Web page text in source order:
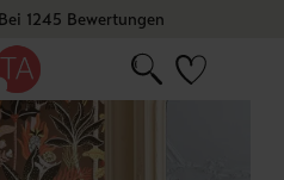
Bei 1245 Bewertungen